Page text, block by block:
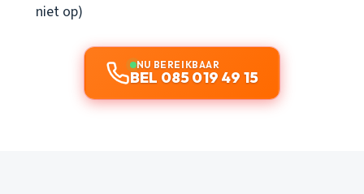
niet op)
NU BEREIKBAAR
BEL 085 019 49 15